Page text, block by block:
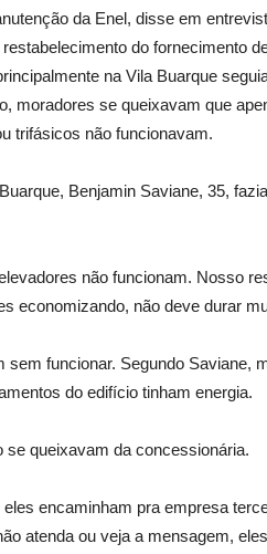
da Enel, disse em
do fornecimento
na Vila Buarque
moradores se queixavam que
trifásicos não funcionavam.
Benjamin Saviane, 35,
não funcionam. Nosso
economizando, não deve durar
funcionar. Segundo Saviane,
do edifício tinham energia.
queixavam da concessionária.
encaminham pra empresa
atenda ou veja a mensagem,